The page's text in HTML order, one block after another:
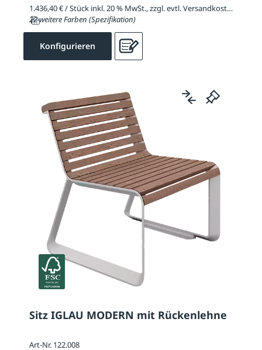
1.436,40 € / Stück inkl. 20 % MwSt., zzgl. evtl. Versandkosten
22 weitere Farben (Spezifikation)
Konfigurieren
Sitz IGLAU MODERN mit Rückenlehne
Art-Nr. 122.008